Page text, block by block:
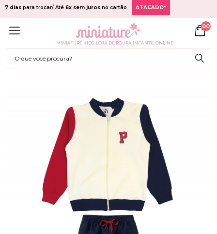
7 dias para trocar/ Até 6x sem juros no cartão ATACADO*
MINIATURE KIDS: LOJA DE ROUPA INFANTIL ONLINE
00